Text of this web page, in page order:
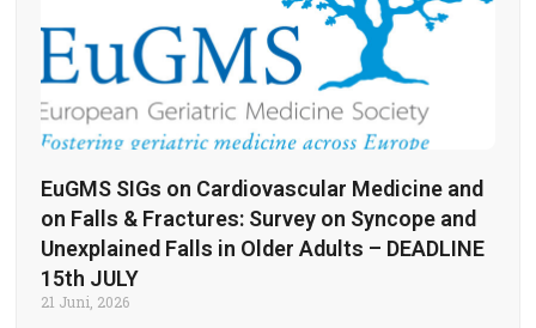
EuGMS SIGs on Cardiovascular Medicine and
on Falls & Fractures: Survey on Syncope and
Unexplained Falls in Older Adults – DEADLINE
15th JULY
21 Juni, 2026